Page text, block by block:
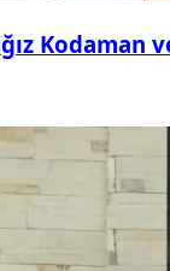
Kodaman